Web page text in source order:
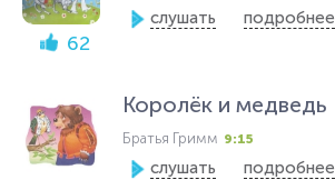
62
слушать подробнее
Королёк и медведь
Братья Гримм 9:15
слушать подробнее